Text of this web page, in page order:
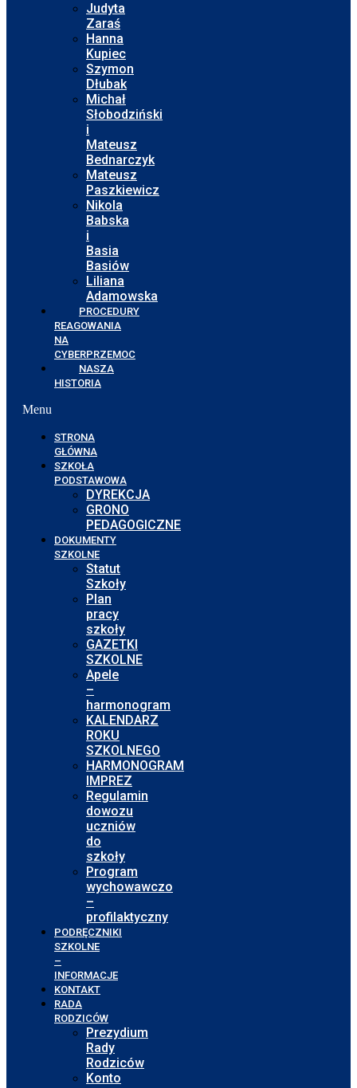
Judyta
Zaraś
Hanna
Kupiec
Szymon
Dłubak
Michał
Słobodziński
i
Mateusz
Bednarczyk
Mateusz
Paszkiewicz
Nikola
Babska
i
Basia
Basiów
Liliana
Adamowska
PROCEDURY
REAGOWANIA
NA
CYBERPRZEMOC
NASZA
HISTORIA
Menu
STRONA
GŁÓWNA
SZKOŁA
PODSTAWOWA
DYREKCJA
GRONO
PEDAGOGICZNE
DOKUMENTY
SZKOLNE
Statut
Szkoły
Plan
pracy
szkoły
GAZETKI
SZKOLNE
Apele
–
harmonogram
KALENDARZ
ROKU
SZKOLNEGO
HARMONOGRAM
IMPREZ
Regulamin
dowozu
uczniów
do
szkoły
Program
wychowawczo
–
profilaktyczny
PODRĘCZNIKI
SZKOLNE
–
INFORMACJE
KONTAKT
RADA
RODZICÓW
Prezydium
Rady
Rodziców
Konto